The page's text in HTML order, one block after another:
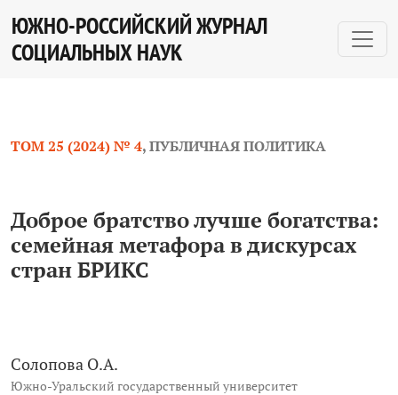
Доброе братство лучше богатства: семейная
ЮЖНО-РОССИЙСКИЙ ЖУРНАЛ
СОЦИАЛЬНЫХ НАУК
ТОМ 25 (2024) № 4,ПУБЛИЧНАЯ ПОЛИТИКА
Доброе братство лучше богатства:
семейная метафора в дискурсах
стран БРИКС
Солопова О.А.
Южно-­Уральский государственный университет